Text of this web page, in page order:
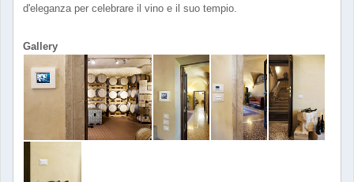
d'eleganza per celebrare il vino e il suo tempio.
Gallery